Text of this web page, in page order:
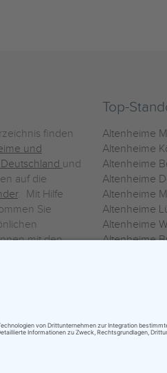
finden
und
und
auf die
. Mit Hilfe
Sie
mit den
Top-
Altenheime
Altenheime
Altenheime
Altenheime
Altenheime
Altenheime
Altenheime
Altenheime